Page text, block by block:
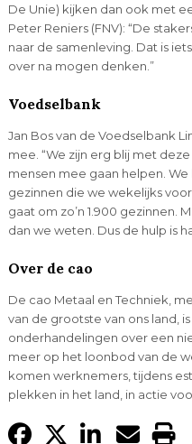
De Unie) kijken dan ook met
Peter Reniers (FNV): “De
naar de samenleving. Dat is
over na mogen denken.”
Voedselbank
Jan Bos van de Voedselbank
mee. “We zijn erg blij met
mensen mee gaan helpen.
gezinnen die we wekelijks
gaat om zo’n 1.900 gezinnen.
dan we weten. Dus de hulp is
Over de cao
De cao Metaal en Techniek,
van de grootste van ons land,
onderhandelingen over een
meer op het loonbod van de
komen werknemers, tijdens
plekken in het land, in actie